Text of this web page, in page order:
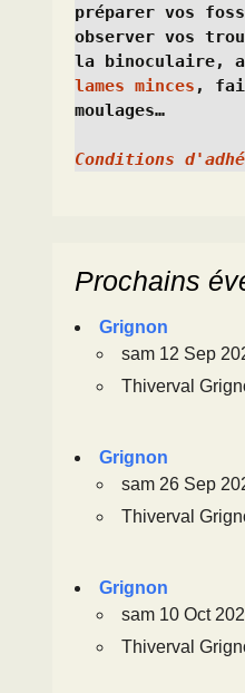
préparer vos
observer vos
lames minces ,
moulages…
Conditions
Prochains
Grignon
sam 12 Sep
Thiverval
Grignon
sam 26 Sep
Thiverval
Grignon
sam 10 Oct
Thiverval